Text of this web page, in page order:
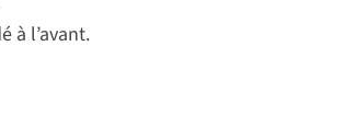
à l’avant.